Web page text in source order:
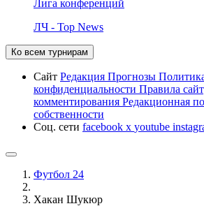
Лига конференций
ЛЧ - Top News
Ко всем турнирам
Сайт Редакция Прогнозы
конфиденциальности Правила
комментирования Редакционная
собственности
Соц. сети facebook x youtube
Футбол 24
Хакан Шукюр